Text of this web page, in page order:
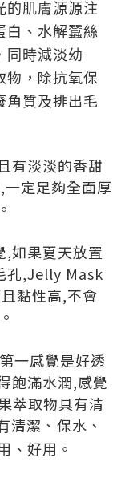
的肌膚源源注
白、水解蠶絲
同時減淡幼
物 ，除抗氧保
角質及排出毛
有淡淡的香甜
定足夠全面厚
如果夏天放置
孔,Jelly Mask
黏性高,不會
一感覺是好透
飽滿水潤,感覺
萃取物具有清
清潔、保水、
、好用。